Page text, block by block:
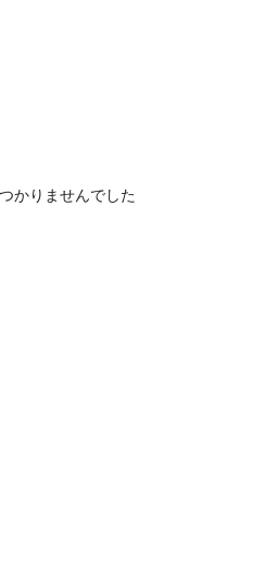
かりませんでした